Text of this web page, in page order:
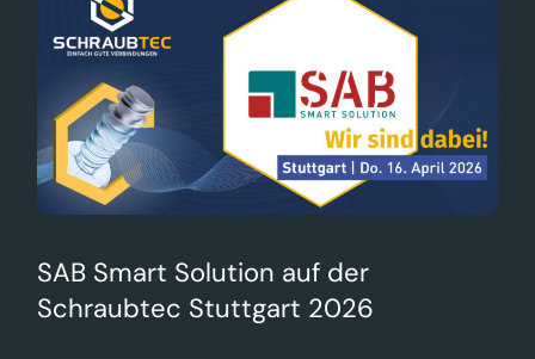
SAB Smart Solution auf der
Schraubtec Stuttgart 2026